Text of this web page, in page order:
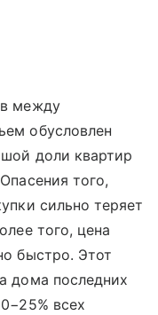
между
обусловлен
доли квартир
того,
сильно теряет
того, цена
быстро. Этот
дома последних
всех